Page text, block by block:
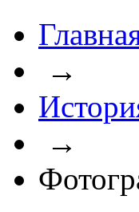
→
→